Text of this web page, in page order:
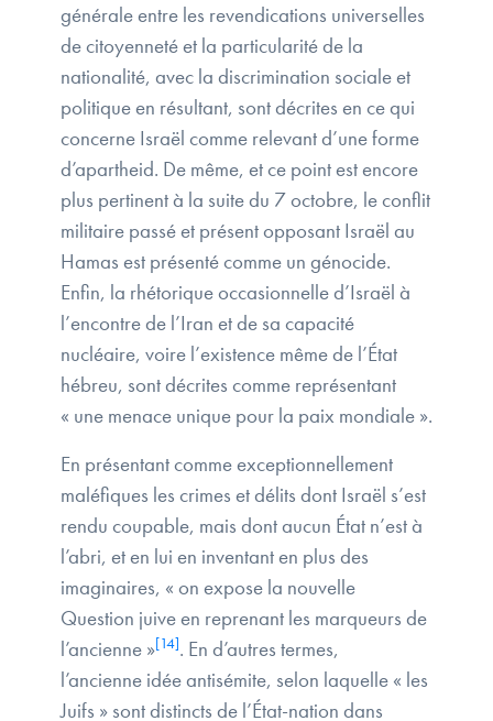
générale entre les revendications universelles
de citoyenneté et la particularité de la
nationalité, avec la discrimination sociale et
politique en résultant, sont décrites en ce qui
concerne Israël comme relevant d’une forme
d’apartheid. De même, et ce point est encore
plus pertinent à la suite du 7 octobre, le conflit
militaire passé et présent opposant Israël au
Hamas est présenté comme un génocide.
Enfin, la rhétorique occasionnelle d’Israël à
l’encontre de l’Iran et de sa capacité
nucléaire, voire l’existence même de l’État
hébreu, sont décrites comme représentant
« une menace unique pour la paix mondiale ».
En présentant comme exceptionnellement
maléfiques les crimes et délits dont Israël s’est
rendu coupable, mais dont aucun État n’est à
l’abri, et en lui en inventant en plus des
imaginaires, « on expose la nouvelle
Question juive en reprenant les marqueurs de
l’ancienne »[14]. En d’autres termes,
l’ancienne idée antisémite, selon laquelle « les
Juifs » sont distincts de l’État-nation dans